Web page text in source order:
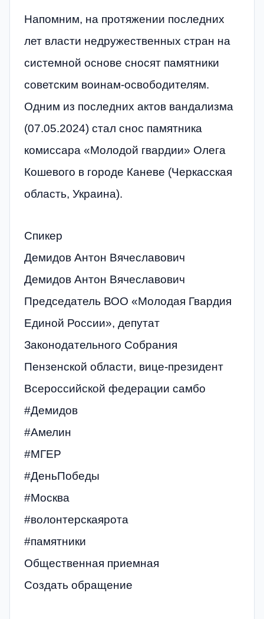
Напомним, на протяжении последних
лет власти недружественных стран на
системной основе сносят памятники
советским воинам-освободителям.
Одним из последних актов вандализма
(07.05.2024) стал снос памятника
комиссара «Молодой гвардии» Олега
Кошевого в городе Каневе (Черкасская
область, Украина).
Спикер
Демидов Антон Вячеславович
Демидов Антон Вячеславович
Председатель ВОО «Молодая Гвардия
Единой России», депутат
Законодательного Собрания
Пензенской области, вице-президент
Всероссийской федерации самбо
#Демидов
#Амелин
#МГЕР
#ДеньПобеды
#Москва
#волонтерскаярота
#памятники
Общественная приемная
Создать обращение